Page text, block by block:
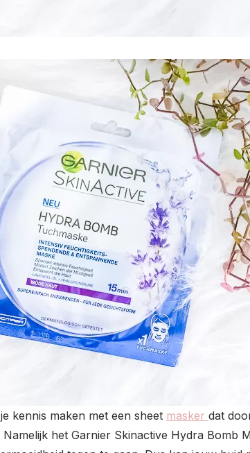
kennis maken met een sheet masker dat
het Garnier Skinactive Hydra Bomb